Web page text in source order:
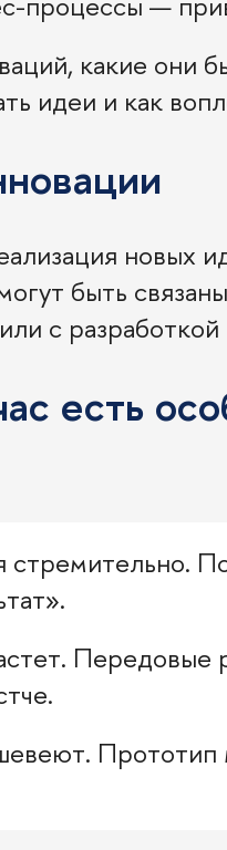
какие они
идеи и как
новых
быть
с
есть
Передовые